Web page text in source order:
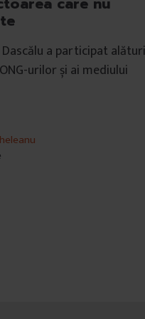
a participat alături
urilor și ai mediului